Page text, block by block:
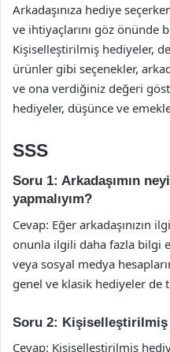
Arkadaşınıza hediye
ve ihtiyaçlarını göz önünde
Kişiselleştirilmiş hediyeler,
ürünler gibi seçenekler,
ve ona verdiğiniz değeri
hediyeler, düşünce ve
SSS
Soru 1: Arkadaşımın
yapmalıyım?
Cevap: Eğer arkadaşınızın
onunla ilgili daha fazla bilgi
veya sosyal medya
genel ve klasik hediyeler de
Soru 2: Kişiselleştirilmiş
Cevap: Kişiselleştirilmiş